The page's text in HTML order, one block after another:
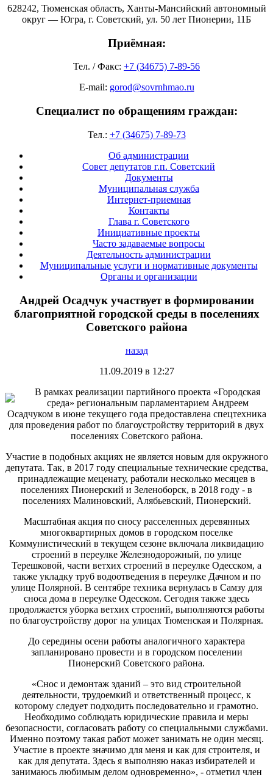
628242, Тюменская область, Ханты-Мансийский автономный
округ — Югра, г. Советский, ул. 50 лет Пионерии, 11Б
Приёмная:
Тел. / Факс: +7 (34675) 7-89-56
E-mail: gorod@sovrnhmao.ru
Специалист по обращениям граждан:
Тел.: +7 (34675) 7-89-73
Об администрации
Совет депутатов г.п. Советский
Документы
Муниципальная служба
Интернет-приемная
Контакты
Глава г. Советского
Инициативные проекты
Часто задаваемые вопросы
Деятельность администрации
Муниципальные услуги и нормативные документы
Органы и организации
Андрей Осадчук участвует в формировании
благоприятной городской среды в поселениях
Советского района
назад
11.09.2019 в 12:27
В рамках реализации партийного проекта «Городская
среда» региональным парламентарием Андреем
Осадчуком в июне текущего года предоставлена спецтехника
для проведения работ по благоустройству территорий в двух
поселениях Советского района.
Участие в подобных акциях не является новым для окружного
депутата. Так, в 2017 году специальные технические средства,
принадлежащие меценату, работали несколько месяцев в
поселениях Пионерский и Зеленоборск, в 2018 году - в
поселениях Малиновский, Алябьевский, Пионерский.
Масштабная акция по сносу расселенных деревянных
многоквартирных домов в городском поселке
Коммунистический в текущем сезоне включала ликвидацию
строений в переулке Железнодорожный, по улице
Терешковой, части ветхих строений в переулке Одесском, а
также укладку труб водоотведения в переулке Дачном и по
улице Полярной. В сентябре техника вернулась в Самзу для
сноса дома в переулке Одесском. Сегодня также здесь
продолжается уборка ветхих строений, выполняются работы
по благоустройству дорог на улицах Тюменская и Полярная.
До середины осени работы аналогичного характера
запланировано провести и в городском поселении
Пионерский Советского района.
«Снос и демонтаж зданий – это вид строительной
деятельности, трудоемкий и ответственный процесс, к
которому следует подходить последовательно и грамотно.
Необходимо соблюдать юридические правила и меры
безопасности, согласовать работу со специальными службами.
Именно поэтому такая работ может занимать не один месяц.
Участие в проекте значимо для меня и как для строителя, и
как для депутата. Здесь я выполняю наказ избирателей и
занимаюсь любимым делом одновременно», - отметил член